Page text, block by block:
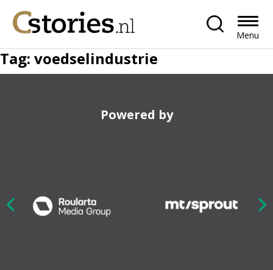
Menu
Tag: voedselindustrie
Powered by